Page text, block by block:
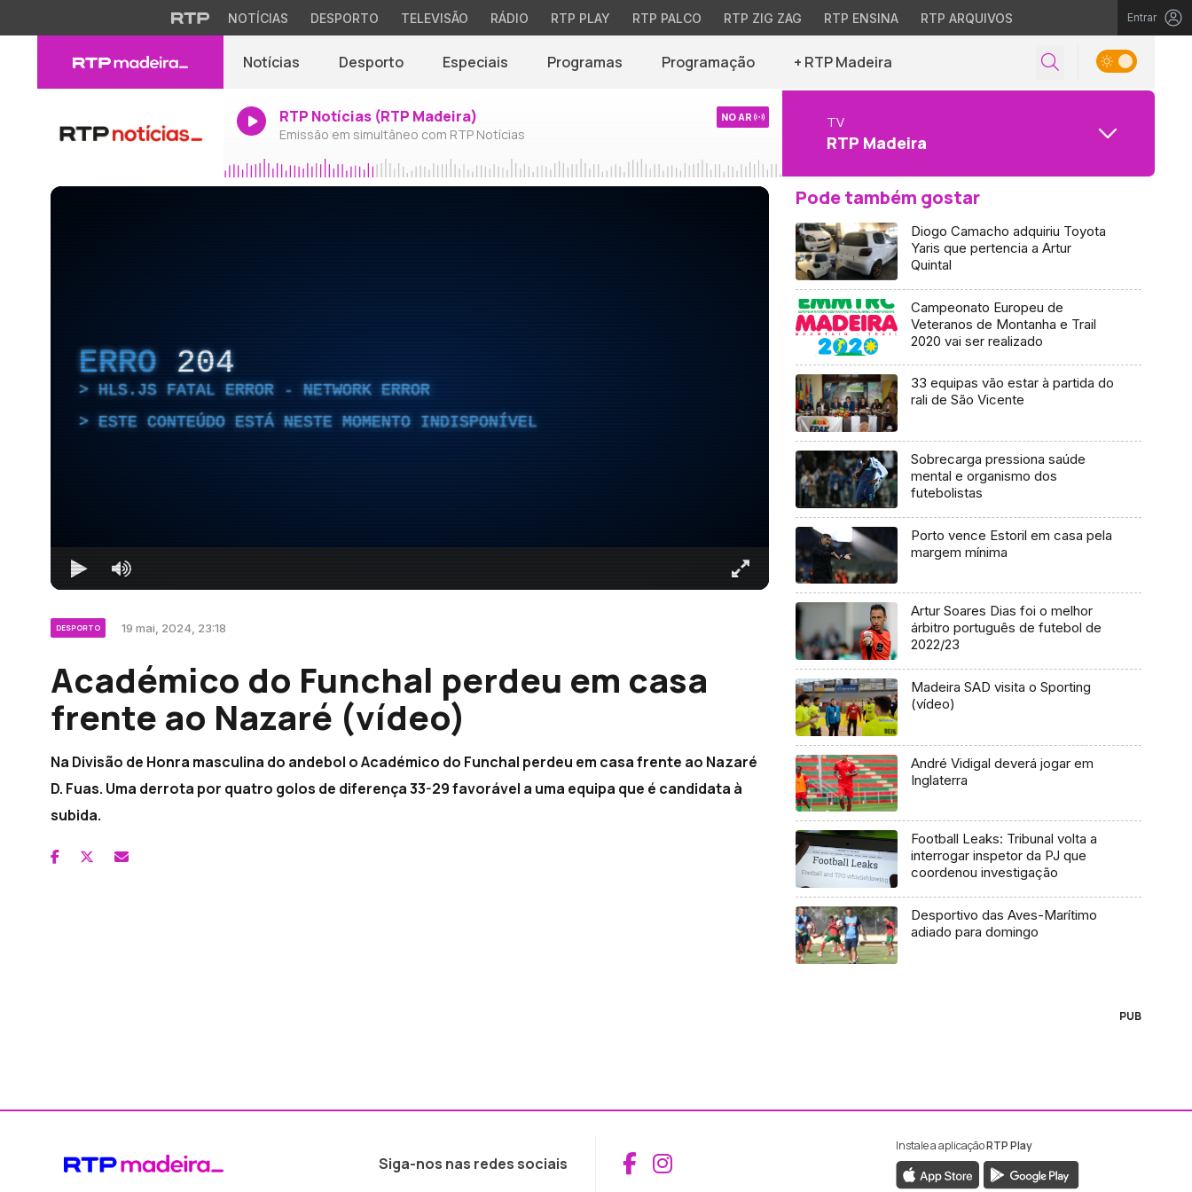
NOTÍCIAS DESPORTO TELEVISÃO RÁDIO RTP PLAY RTP PALCO RTP ZIG ZAG RTP ENSINA RTP ARQUIVOS Entrar
Notícias Desporto Especiais Programas Programação + RTP Madeira
RTP Notícias (RTP Madeira)
Emissão em simultâneo com RTP Notícias
NO AR TV
RTP Madeira
ERRO 204
HLS.JS FATAL ERROR - NETWORK ERROR
ESTE CONTEÚDO ESTÁ NESTE MOMENTO INDISPONÍVEL
DESPORTO 19 mai, 2024, 23:18
Académico do Funchal perdeu em casa
frente ao Nazaré (vídeo)
Na Divisão de Honra masculina do andebol o Académico do Funchal perdeu em casa frente ao Nazaré
D. Fuas. Uma derrota por quatro golos de diferença 33-29 favorável a uma equipa que é candidata à
subida.
Pode também gostar
Diogo Camacho adquiriu Toyota
Yaris que pertencia a Artur
Quintal
Campeonato Europeu de
Veteranos de Montanha e Trail
2020 vai ser realizado
33 equipas vão estar à partida do
rali de São Vicente
Sobrecarga pressiona saúde
mental e organismo dos
futebolistas
Porto vence Estoril em casa pela
margem mínima
Artur Soares Dias foi o melhor
árbitro português de futebol de
2022/23
Madeira SAD visita o Sporting
(vídeo)
André Vidigal deverá jogar em
Inglaterra
Football Leaks: Tribunal volta a
interrogar inspetor da PJ que
coordenou investigação
Desportivo das Aves-Marítimo
adiado para domingo
PUB
Siga-nos nas redes sociais Aceder ao Facebook da RTP Madeira
Aceder ao Instagram da RTP Madeira
Instale a aplicaçãoRTP Play